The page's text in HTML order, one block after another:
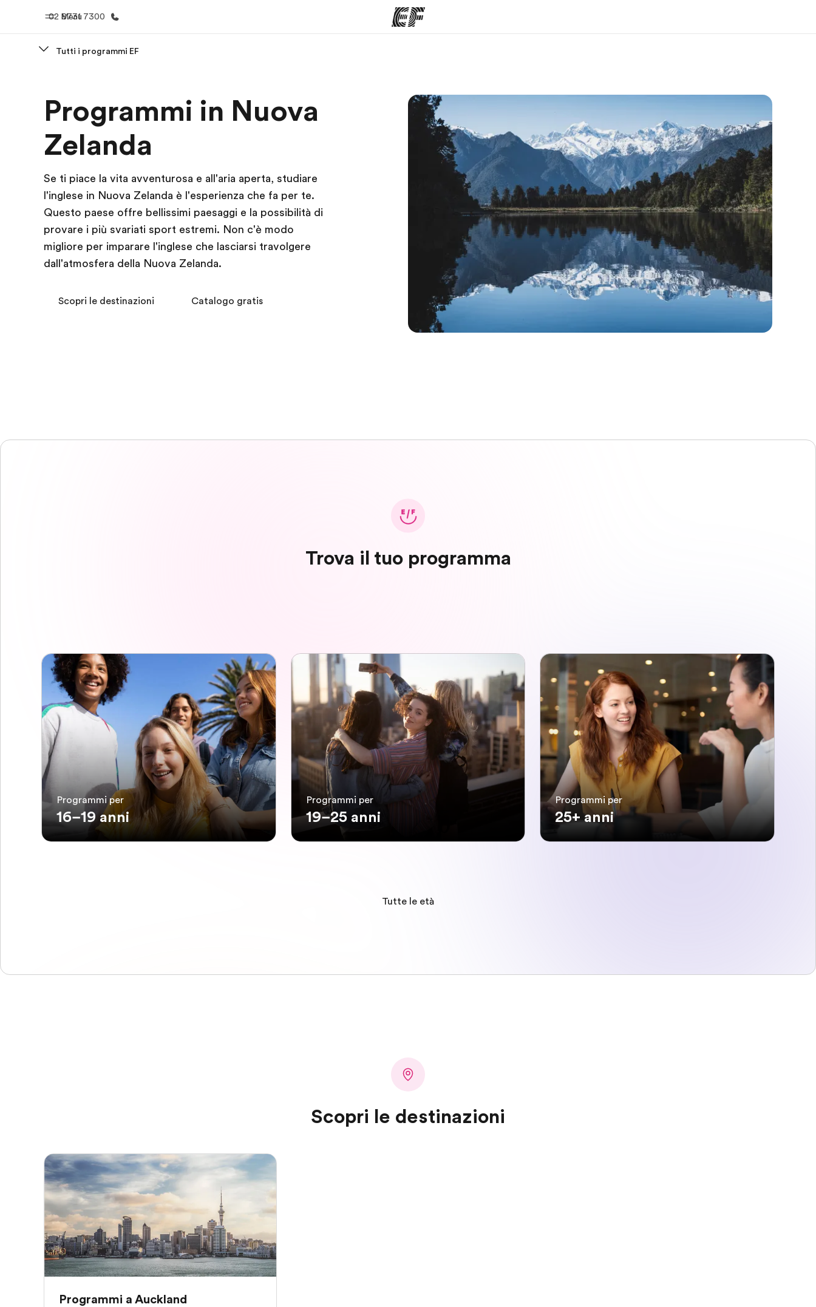
Menu
02 8731 7300
Benvenuto alla EF Vedi la nostra offerta Trova l'ufficio più vicino
Tutti i programmi EF
Programmi in Nuova
Zelanda
Se ti piace la vita avventurosa e all'aria aperta, studiare
l'inglese in Nuova Zelanda è l'esperienza che fa per te.
Questo paese offre bellissimi paesaggi e la possibilità di
provare i più svariati sport estremi. Non c'è modo
migliore per imparare l'inglese che lasciarsi travolgere
dall'atmosfera della Nuova Zelanda.
Scopri le destinazioni Catalogo gratis
Trova il tuo programma
Programmi per
16–19 anni
Programmi per
19–25 anni
Programmi per
25+ anni
Tutte le età
Scopri le destinazioni
Programmi a Auckland